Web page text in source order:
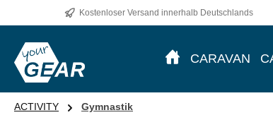
Hauptinhalt springen
Zur Suche springen
Zur Hauptnavigation springen
Kostenloser Versand innerhalb Deutschlands
CARAVAN
ACTIVITY Gymnastik